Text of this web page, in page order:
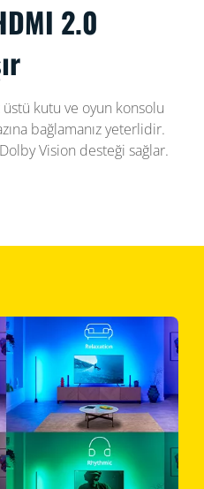
2.0
üstü kutu ve oyun konsolu
bağlamanız yeterlidir.
Vision desteği sağlar.